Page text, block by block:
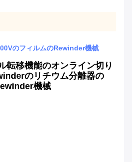
のフィルムのRewinder機械
転移機能のオンライン切り
のリチウム分離器の
機械